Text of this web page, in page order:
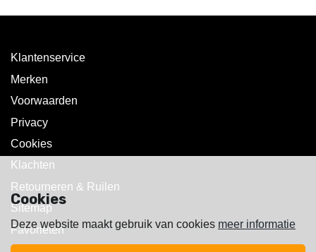
Klantenservice
Merken
Voorwaarden
Privacy
Cookies
Klachten
Retourneren & Ruilen
Sitemap
Favorieten
Cookies
Deze website maakt gebruik van cookies meer informatie